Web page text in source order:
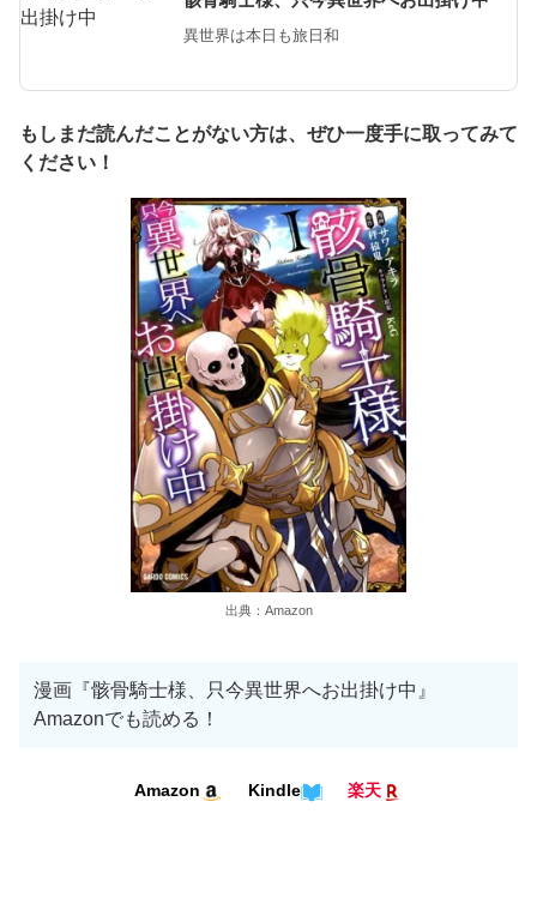
異世界は本日も旅日和
もしまだ読んだことがない方は、ぜひ一度手に取ってみて
ください！
出典：Amazon
漫画『骸骨騎士様、只今異世界へお出掛け中』
Amazonでも読める！
Amazon Kindle 楽天